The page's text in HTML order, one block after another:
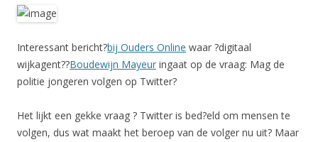
Interessant bericht?bij Ouders Online waar ?digitaal
wijkagent??Boudewijn Mayeur ingaat op de vraag: Mag de
politie jongeren volgen op Twitter?
Het lijkt een gekke vraag ? Twitter is bed?eld om mensen te
volgen, dus wat maakt het beroep van de volger nu uit? Maar